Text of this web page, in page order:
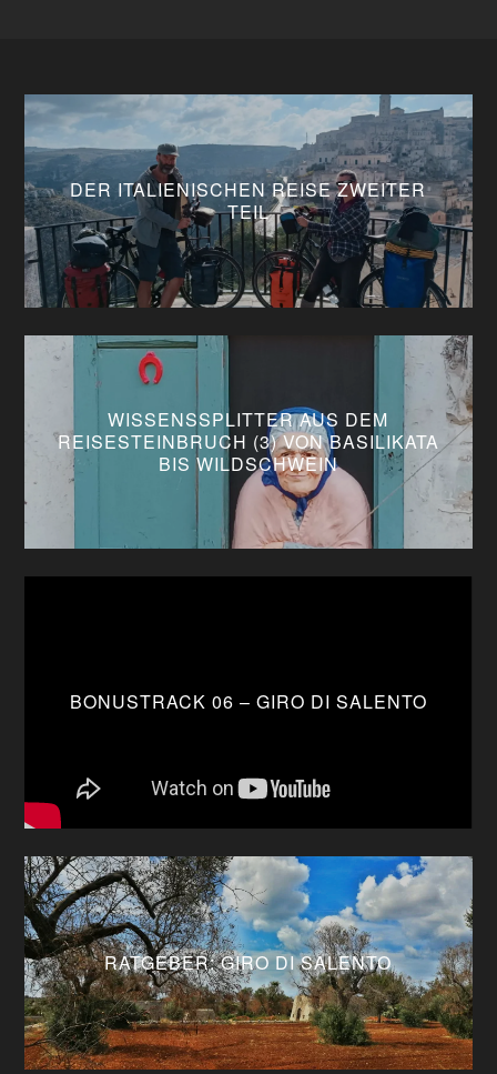
DER ITALIENISCHEN REISE ZWEITER
TEIL
WISSENSSPLITTER AUS DEM
REISESTEINBRUCH (3) VON BASILIKATA
BIS WILDSCHWEIN
BONUSTRACK 06 – GIRO DI SALENTO
RATGEBER: GIRO DI SALENTO